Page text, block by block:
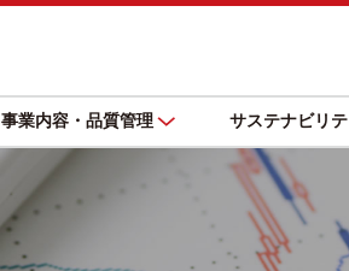
事業内容・品質管理 サステナビリテ